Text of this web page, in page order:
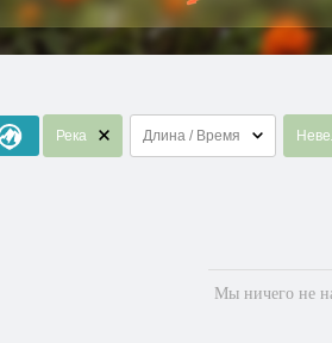
Река Длина / Время
Мы ничего не